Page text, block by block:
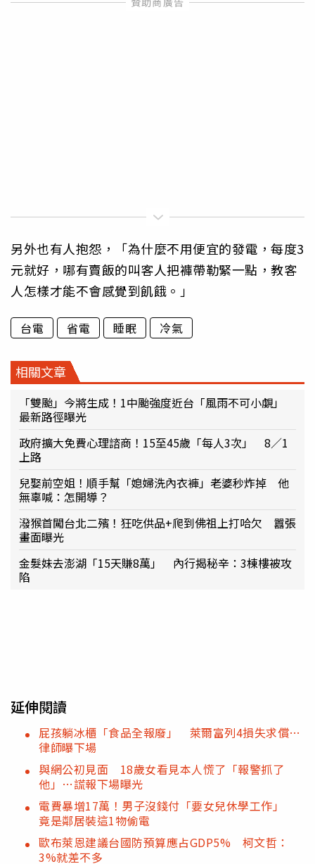
另外也有人抱怨，「為什麼不用便宜的發電，每度3
元就好，哪有賣飯的叫客人把褲帶勒緊一點，教客
人怎樣才能不會感覺到飢餓。」
台電 省電 睡眠 冷氣
相關文章
「雙颱」今將生成！1中颱強度近台「風雨不可小覷」
最新路徑曝光
政府擴大免費心理諮商！15至45歲「每人3次」 8／1
上路
兒娶前空姐！順手幫「媳婦洗內衣褲」老婆秒炸掉 他
無辜喊：怎開導？
潑猴首闖台北二殯！狂吃供品+爬到佛祖上打哈欠 囂張
畫面曝光
金髮妹去澎湖「15天賺8萬」 內行揭秘辛：3棟樓被攻
陷
延伸閱讀
屁孩躺冰櫃「食品全報廢」 萊爾富列4損失求償…
律師曝下場
與網公初見面 18歲女看見本人慌了「報警抓了
他」…謊報下場曝光
電費暴增17萬！男子沒錢付「要女兒休學工作」
竟是鄰居裝這1物偷電
歐布萊恩建議台國防預算應占GDP5% 柯文哲：
3%就差不多